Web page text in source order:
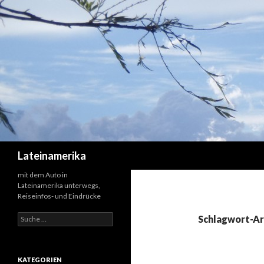
Lateinamerika
Schlagwort-
mit dem Auto in
Lateinamerika unterwegs,
Reiseinfos- und Eindrücke
Suche
nach:
KATEGORIEN